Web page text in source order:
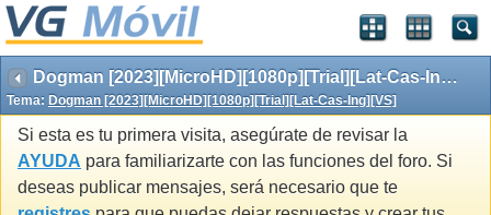
Dogman [2023][MicroHD][1080p][Trial][Lat-Cas-Ing][VS]
Tema: Dogman [2023][MicroHD][1080p][Trial][Lat-Cas-Ing][VS]
Si esta es tu primera visita, asegúrate de revisar la
AYUDA para familiarizarte con las funciones del foro. Si
deseas publicar mensajes, será necesario que te